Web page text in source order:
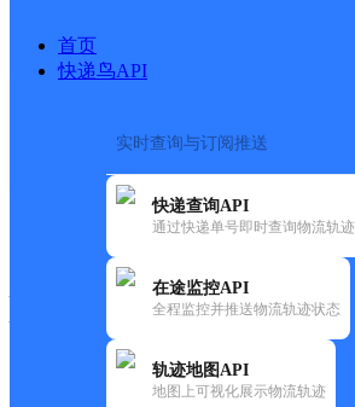
首页
快递鸟API
实时查询与订阅推送
快递查询API
通过快递单号即时查询物流轨迹
在途监控API
全程监控并推送物流轨迹状态
轨迹地图API
地图上可视化展示物流轨迹
快运大全